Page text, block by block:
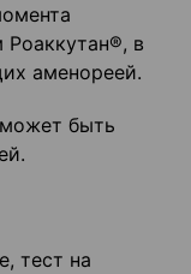
Роаккутан®, в
аменореей.
быть
тест на